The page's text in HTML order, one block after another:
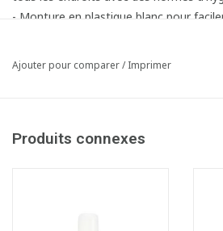
- Monture en plastique blanc pour
- Avec fixe-manche pratique
Ajouter pour comparer/Imprimer
Produits connexes